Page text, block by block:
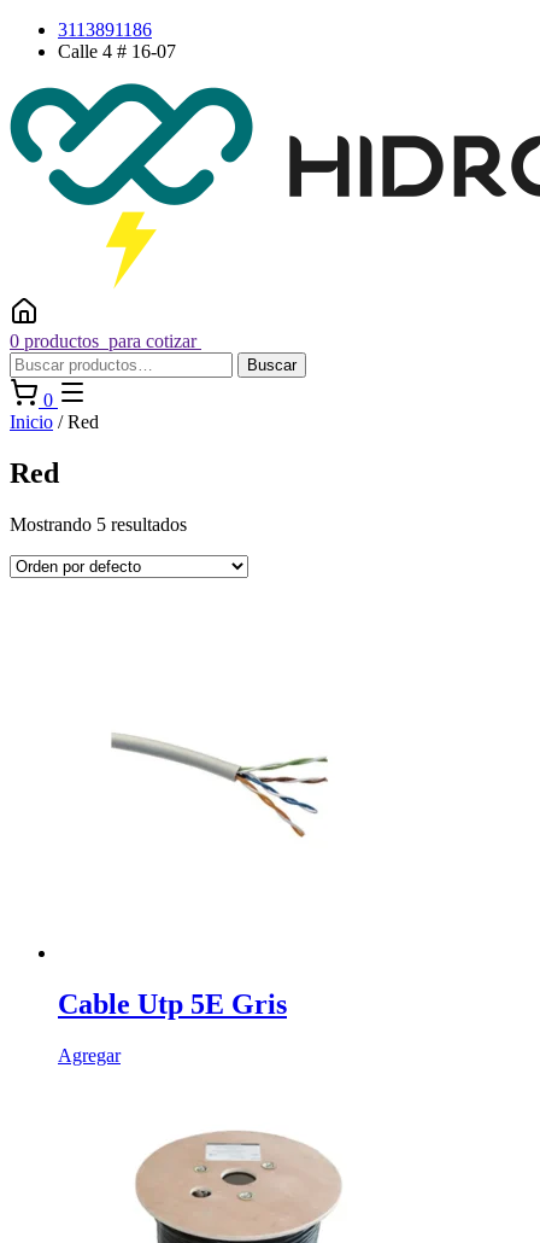
Saltar
3113891186
Calle 4 # 16-07
0 productos para cotizar
Buscar
por:
Buscar
0
Inicio / Red
Red
Mostrando 5 resultados
Cable Utp 5E Gris
Agregar